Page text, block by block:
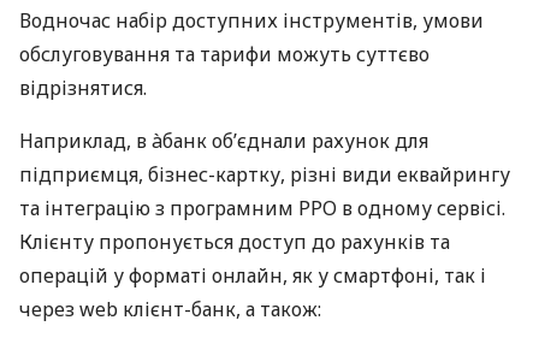
Водночас набір доступних інструментів, умови
обслуговування та тарифи можуть суттєво
відрізнятися.
Наприклад, в àбанк об’єднали рахунок для
підприємця, бізнес-картку, різні види еквайрингу
та інтеграцію з програмним РРО в одному сервісі.
Клієнту пропонується доступ до рахунків та
операцій у форматі онлайн, як у смартфоні, так і
через web клієнт-банк, а також: